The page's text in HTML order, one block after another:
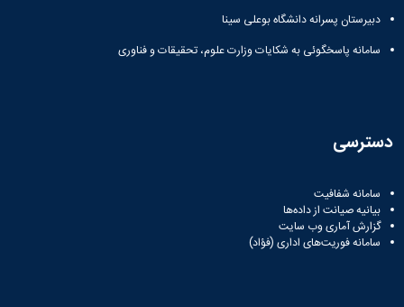
دبیرستان پسرانه دانشگاه بوعلی سینا
سامانه پاسخگوئی به شکایات وزارت علوم، تحقیقات و فناوری
دسترسی
سامانه شفافیت
بیانیه صیانت از داده‌ها
گزارش آماری وب‌ سایت
سامانه فوریت‌های اداری (فؤاد)